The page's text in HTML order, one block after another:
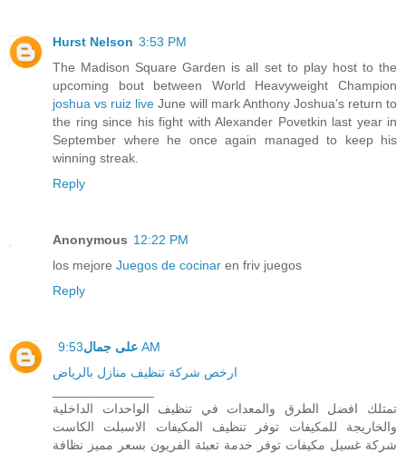
Hurst Nelson 3:53 PM
The Madison Square Garden is all set to play host to the
upcoming bout between World Heavyweight Champion
joshua vs ruiz live June will mark Anthony Joshua’s return to
the ring since his fight with Alexander Povetkin last year in
September where he once again managed to keep his
winning streak.
Reply
Anonymous 12:22 PM
los mejore Juegos de cocinar en friv juegos
Reply
على جمال 9:53 AM
ارخص شركة تنظيف منازل بالرياض
تمتلك افضل الطرق والمعدات في تنظيف الواحدات الداخلية
والخاريجة للمكيفات توفر تنظيف المكيفات الاسبلت الكاست
شركة غسيل مكيفات توفر خدمة تعبئة الفريون بسعر مميز نظافة